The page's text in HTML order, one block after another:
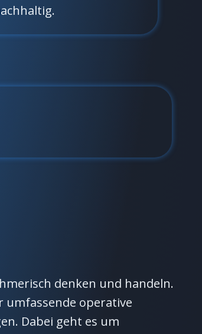
denken und handeln.
umfassende operative
Dabei geht es um